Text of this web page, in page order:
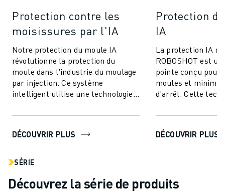
Protection contre les
moisissures par l'IA
Notre protection du moule IA
révolutionne la protection du
moule dans l'industrie du moulage
par injection. Ce système
intelligent utilise une technologie
offrir ...
DÉCOUVRIR PLUS
Protection
IA
La protection IA
ROBOSHOT est
pointe conçu pour
moules et
d'arrêt. Cette
couple pour une...
DÉCOUVRIR PLUS
SÉRIE
Découvrez la série de produits